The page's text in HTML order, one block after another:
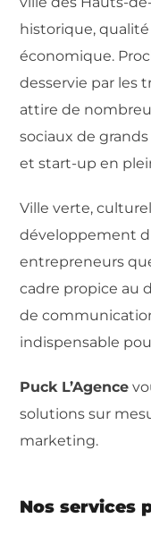
historique,
économique.
desservie par les
attire de
sociaux de
et start-up en
Ville verte,
développement
entrepreneurs
cadre propice au
de
indispensable
Puck L’Agence
solutions sur
marketing.
Nos services